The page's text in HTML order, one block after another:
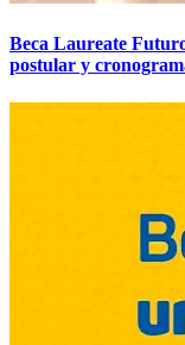
Beca Laureate
postular y